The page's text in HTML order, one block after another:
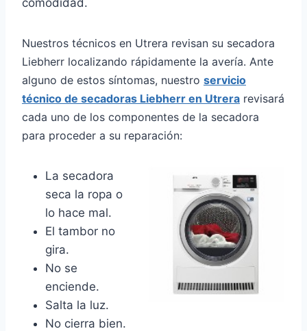
Nuestros técnicos en Utrera revisan su secadora
Liebherr localizando rápidamente la avería. Ante
alguno de estos síntomas, nuestro servicio
técnico de secadoras Liebherr en Utrera revisará
cada uno de los componentes de la secadora
para proceder a su reparación:
La secadora
seca la ropa o
lo hace mal.
El tambor no
gira.
No se
enciende.
Salta la luz.
No cierra bien.